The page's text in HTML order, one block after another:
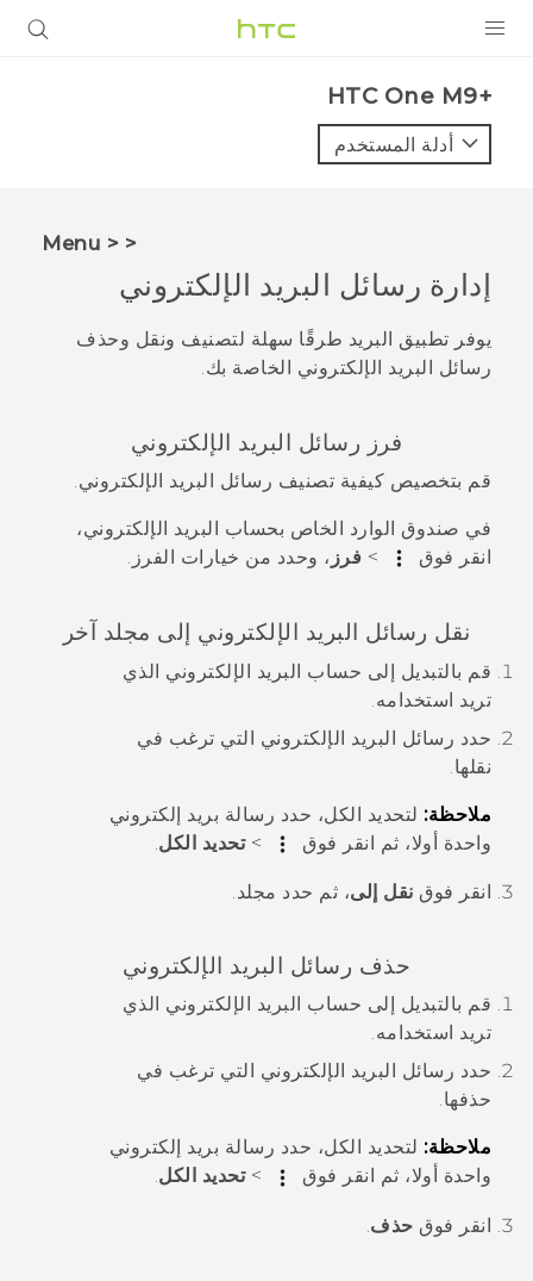
VIVE
VIVERSE
البرامج + التطبيقات
الدعم
HTC One M9+‎
أدلة المستخدم
< < Menu
إدارة رسائل البريد الإلكتروني
يوفر تطبيق البريد طرقًا سهلة لتصنيف ونقل وحذف
رسائل البريد الإلكتروني الخاصة بك.
فرز رسائل البريد الإلكتروني
قم بتخصيص كيفية تصنيف رسائل البريد الإلكتروني.
في صندوق الوارد الخاص بحساب البريد الإلكتروني،
انقر فوق
> فرز ، وحدد من خيارات الفرز.
نقل رسائل البريد الإلكتروني إلى مجلد آخر
قم بالتبديل إلى حساب البريد الإلكتروني الذي
تريد استخدامه.
حدد رسائل البريد الإلكتروني التي ترغب في
نقلها.
ملاحظة: لتحديد الكل، حدد رسالة بريد إلكتروني
واحدة أولا، ثم انقر فوق
>تحديد الكل
انقر فوق نقل إلى، ثم حدد مجلد.
حذف رسائل البريد الإلكتروني
قم بالتبديل إلى حساب البريد الإلكتروني الذي
تريد استخدامه.
حدد رسائل البريد الإلكتروني التي ترغب في
حذفها.
ملاحظة: لتحديد الكل، حدد رسالة بريد إلكتروني
واحدة أولا، ثم انقر فوق
>تحديد الكل.
انقر فوق حذف